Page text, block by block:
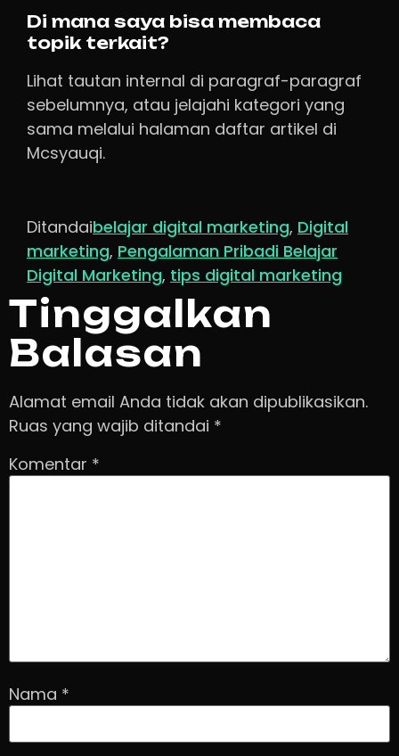
Di mana saya bisa membaca
topik terkait?
Lihat tautan internal di paragraf-paragraf
sebelumnya, atau jelajahi kategori yang
sama melalui halaman daftar artikel di
Mcsyauqi.
Ditandaibelajar digital marketing, Digital
marketing, Pengalaman Pribadi Belajar
Digital Marketing, tips digital marketing
Tinggalkan
Balasan
Alamat email Anda tidak akan dipublikasikan.
Ruas yang wajib ditandai *
Komentar *
Nama *